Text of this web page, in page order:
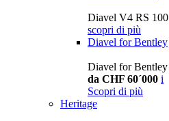
Diavel V4 RS 100
scopri di più
Diavel for Bentley
Diavel for Bentley
da CHF 60´000 i
Scopri di più
Heritage